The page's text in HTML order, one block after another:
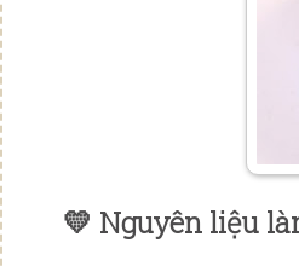
💛 Nguyên liệu